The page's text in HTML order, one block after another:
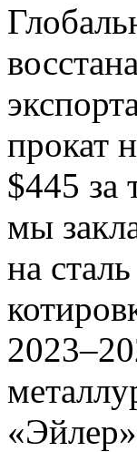
прокат
$445 за
мы
на